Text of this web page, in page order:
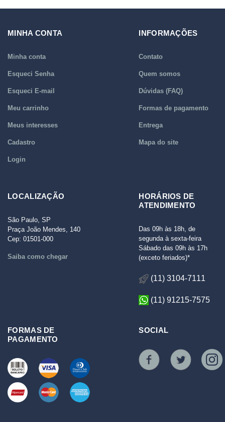
MINHA CONTA
Minha conta
Esqueci Senha
Esqueci E-mail
Meu carrinho
Meus interesses
Cadastro
Login
INFORMAÇÕES
Contato
Quem somos
Dúvidas (FAQ)
Formas de pagamento
Entrega
Mapa do site
LOCALIZAÇÃO
São Paulo, SP
Praça João Mendes, 140
Cep: 01501-000
Saiba como chegar
HORÁRIOS DE
ATENDIMENTO
Das 09h às 18h, de
segunda à sexta-feira
Sábado das 09h às 17h
(exceto feriados)*
(11) 3104-7111
(11) 91215-7575
FORMAS DE
PAGAMENTO
SOCIAL